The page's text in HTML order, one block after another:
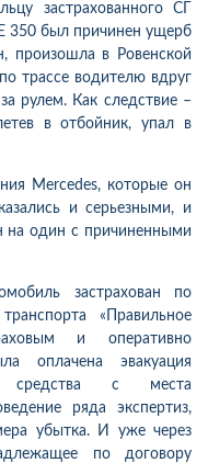
застрахованного СГ
350 был причинен ущерб
в Ровенской
трассе водителю вдруг
рулем. Как следствие –
в отбойник, упал в
Mercedes, которые он
и серьезными, и
один с причиненными
застрахован по
«Правильное
и оперативно
оплачена эвакуация
средства с места
ряда экспертиз,
убытка. И уже через
по договору